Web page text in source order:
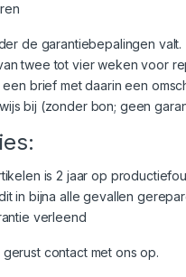
de garantiebepalingen valt.
twee tot vier weken voor
brief met daarin een
bij (zonder bon; geen
is 2 jaar op
in bijna alle gevallen
verleend
contact met ons op.